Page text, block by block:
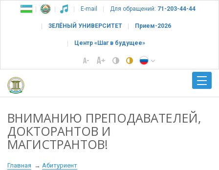
E-mail Для обращений: 71-203-44-44
ЗЕЛЁНЫЙ УНИВЕРСИТЕТ Прием-2026
Центр «Шаг в будущее»
ВНИМАНИЮ ПРЕПОДАВАТЕЛЕЙ,
ДОКТОРАНТОВ И
МАГИСТРАНТОВ!
Главная
Абитуриент